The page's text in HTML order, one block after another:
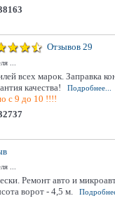
Отзывов 29
...
всех марок.
качества!
Подробнее...
с 9 до 10 !!!!
...
Ремонт авто и
ворот - 4,5 м.